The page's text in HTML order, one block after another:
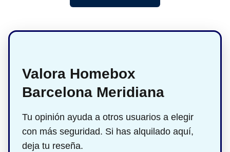
Valora Homebox
Barcelona Meridiana
Tu opinión ayuda a otros usuarios a elegir
con más seguridad. Si has alquilado aquí,
deja tu reseña.